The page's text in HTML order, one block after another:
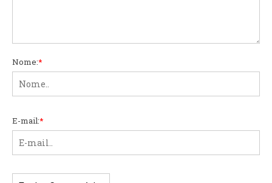
Nome:*
E-mail:*